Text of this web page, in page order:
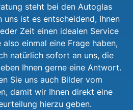
steht bei den Autoglas
uns ist es entscheidend, Ihnen
Zeit einen idealen Service
einmal eine Frage haben,
natürlich sofort an uns, die
Ihnen gerne eine Antwort.
Sie uns auch Bilder vom
damit wir Ihnen direkt eine
hierzu geben.